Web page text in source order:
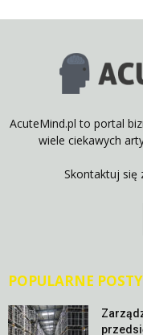
AcuteMind.pl to portal
wiele ciekawych
Skontaktuj się
POPULARNE POSTY